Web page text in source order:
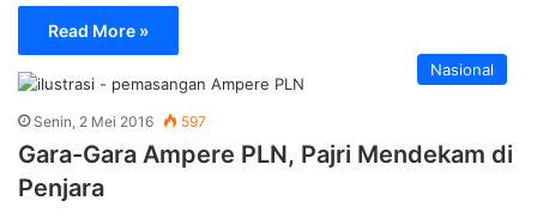
Read More »
Nasional
Senin, 2 Mei 2016 597
Gara-Gara Ampere PLN, Pajri Mendekam di
Penjara